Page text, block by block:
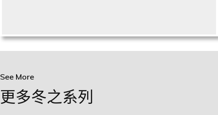
See More
更多冬之系列